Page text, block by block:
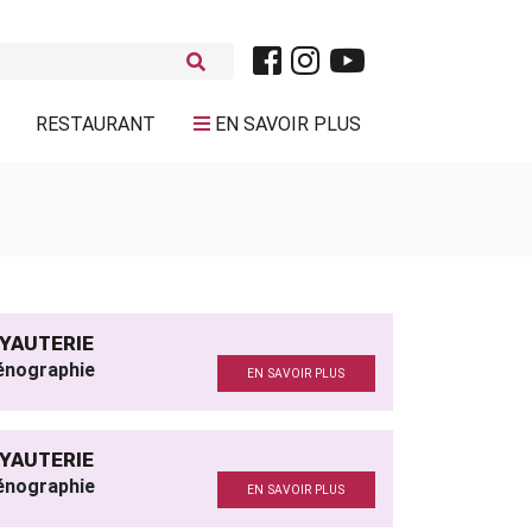
RESTAURANT EN SAVOIR PLUS
EN SAVOIR PLUS
EN SAVOIR PLUS